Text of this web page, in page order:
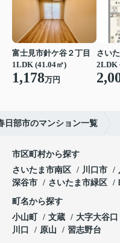
富士見市針ケ谷２丁目
1LDK (41.04㎡)
1,178万円
日部市のマンション一覧
市区町村から探す
さいたま市南区
川口市
深谷市
さいたま市緑区
町名から探す
小山町
文蔵 大字大谷口
川口
原山 習志野台